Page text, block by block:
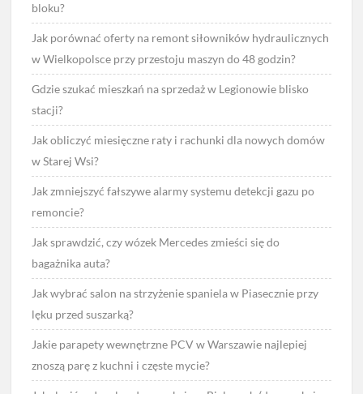
bloku?
Jak porównać oferty na remont siłowników hydraulicznych
w Wielkopolsce przy przestoju maszyn do 48 godzin?
Gdzie szukać mieszkań na sprzedaż w Legionowie blisko
stacji?
Jak obliczyć miesięczne raty i rachunki dla nowych domów
w Starej Wsi?
Jak zmniejszyć fałszywe alarmy systemu detekcji gazu po
remoncie?
Jak sprawdzić, czy wózek Mercedes zmieści się do
bagażnika auta?
Jak wybrać salon na strzyżenie spaniela w Piasecznie przy
lęku przed suszarką?
Jakie parapety wewnętrzne PCV w Warszawie najlepiej
znoszą parę z kuchni i częste mycie?